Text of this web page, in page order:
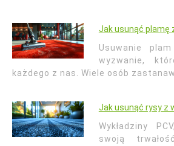
Jak usunąć plamę
Usuwanie
wyzwanie,
każdego z nas. Wiele osób
Jak usunąć rysy z
Wykładziny
swoją